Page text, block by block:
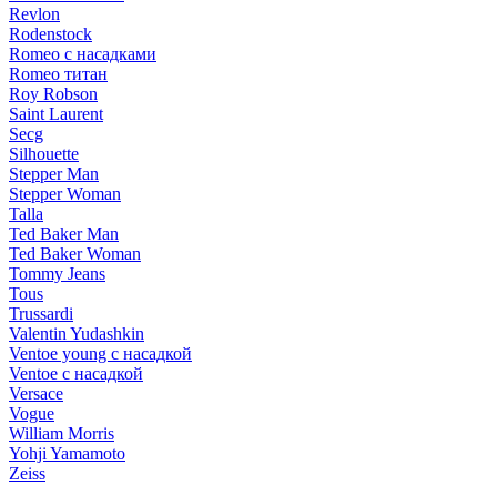
Revlon
Rodenstock
Romeo с насадками
Romeo титан
Roy Robson
Saint Laurent
Secg
Silhouette
Stepper Man
Stepper Woman
Talla
Ted Baker Man
Ted Baker Woman
Tommy Jeans
Tous
Trussardi
Valentin Yudashkin
Ventoe young с насадкой
Ventoe с насадкой
Versace
Vogue
William Morris
Yohji Yamamoto
Zeiss